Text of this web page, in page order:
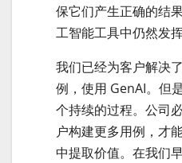
保它们产生正确的结
工智能工具中仍然发
我们已经为客户解决
例，使用 GenAI。但
个持续的过程。公司
户构建更多用例，才
中提取价值。在我们